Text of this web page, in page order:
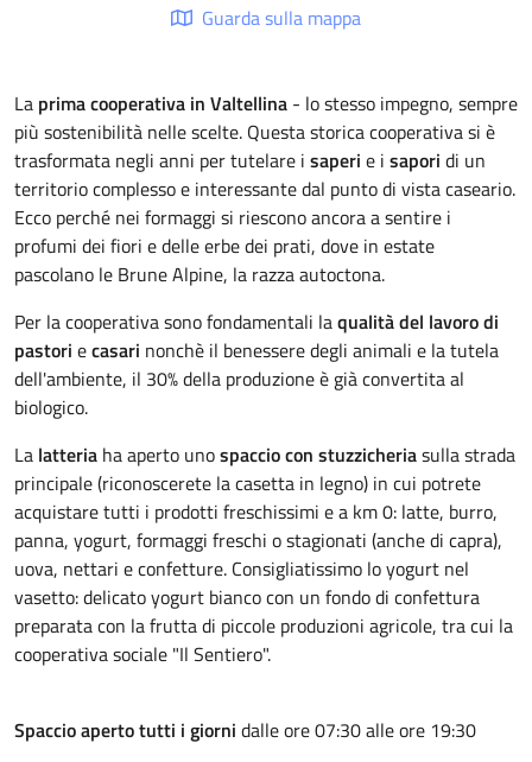
Guarda sulla mappa
La prima cooperativa in Valtellina - lo stesso impegno, sempre
più sostenibilità nelle scelte. Questa storica cooperativa si è
trasformata negli anni per tutelare i saperi e i sapori di un
territorio complesso e interessante dal punto di vista caseario.
Ecco perché nei formaggi si riescono ancora a sentire i
profumi dei fiori e delle erbe dei prati, dove in estate
pascolano le Brune Alpine, la razza autoctona.
Per la cooperativa sono fondamentali laqualità del lavorodi
pastori ecasari nonchè il benessere degli animali e la tutela
dell'ambiente, il 30% della produzione è già convertita al
biologico.
La latteria ha aperto unospaccio con stuzzicheriasulla strada
principale (riconoscerete la casetta in legno) in cui potrete
acquistare tutti i prodotti freschissimi e a km 0: latte, burro,
panna, yogurt, formaggi freschi o stagionati (anche di capra),
uova, nettari e confetture. Consigliatissimo lo yogurt nel
vasetto: delicato yogurt bianco con un fondo di confettura
preparata con la frutta di piccole produzioni agricole, tra cui la
cooperativa sociale "Il Sentiero".
Spaccio aperto tutti i giorni dalle ore 07:30 alle ore 19:30